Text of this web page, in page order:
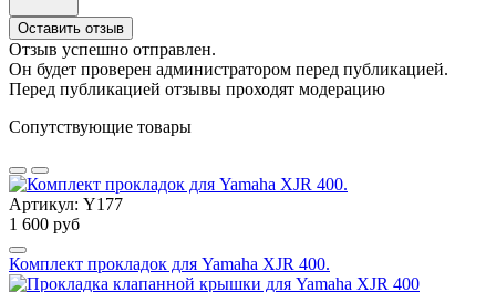
Оставить отзыв
Отзыв успешно отправлен.
Он будет проверен администратором перед публикацией.
Перед публикацией отзывы проходят модерацию
Сопутствующие товары
Артикул: Y177
1 600 руб
Комплект прокладок для Yamaha XJR 400.